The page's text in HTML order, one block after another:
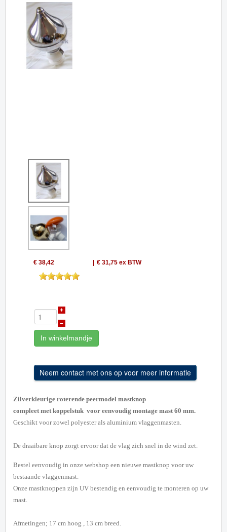
€ 38,42 € 31,75 ex BTW
+
–
In winkelmandje
Zilverkleurige roterende peermodel mastknop
compleet met koppelstuk voor eenvoudig montage mast 60 mm.
Geschikt voor zowel polyester als aluminium vlaggenmasten.
De draaibare knop zorgt ervoor dat de vlag zich snel in de wind zet.
Bestel eenvoudig in onze webshop een nieuwe mastknop voor uw
bestaande vlaggenmast.
Onze mastknoppen zijn UV bestendig en eenvoudig te monteren op uw
mast.
Afmetingen; 17 cm hoog , 13 cm breed.